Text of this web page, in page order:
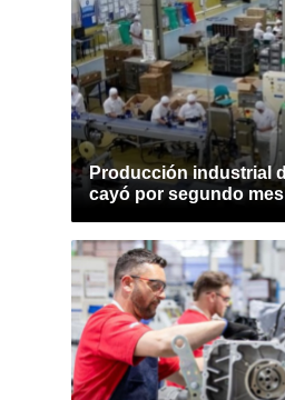
Producción industrial
cayó por segundo